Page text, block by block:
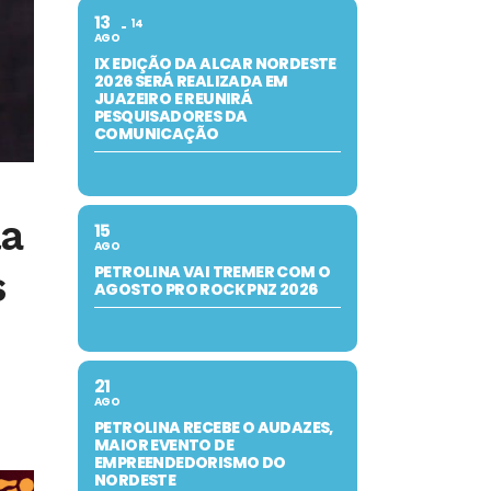
13
AGO
14
IX EDIÇÃO DA ALCAR NORDESTE
2026 SERÁ REALIZADA EM
JUAZEIRO E REUNIRÁ
PESQUISADORES DA
COMUNICAÇÃO
15
AGO
PETROLINA VAI TREMER COM O
AGOSTO PRO ROCK PNZ 2026
21
AGO
PETROLINA RECEBE O AUDAZES,
MAIOR EVENTO DE
EMPREENDEDORISMO DO
NORDESTE